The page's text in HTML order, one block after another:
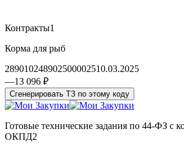
Контракты1
Корма для рыб
289010248902500002510.03.2025
—13 096 ₽
Сгенерировать ТЗ по этому коду
Готовые технические задания по 44-ФЗ с
ОКПД2